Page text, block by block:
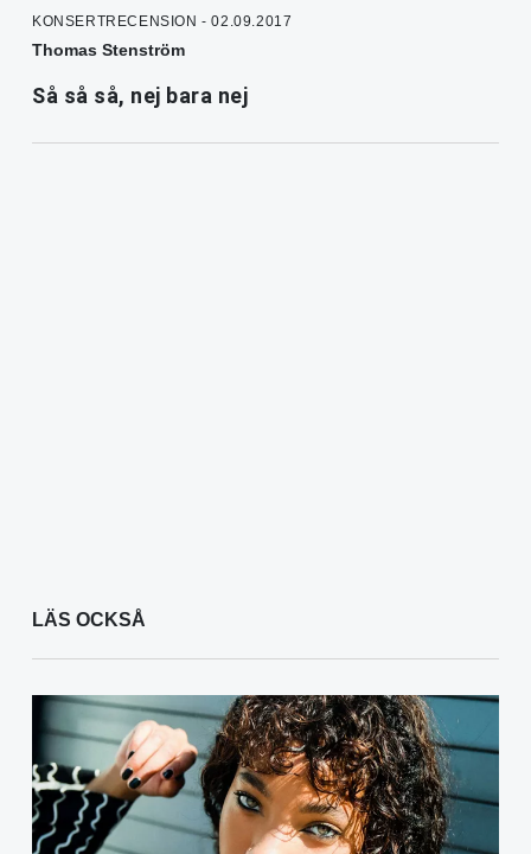
KONSERTRECENSION - 02.09.2017
Thomas Stenström
Så så så, nej bara nej
LÄS OCKSÅ